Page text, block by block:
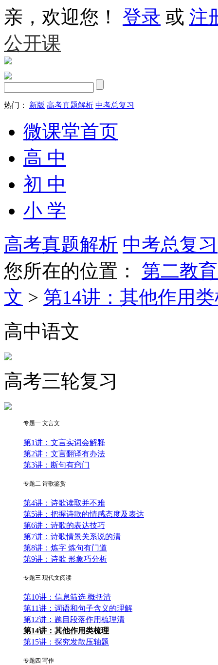
亲，欢迎您！ 登录 或 注
公开课
热门： 新版 高考真题解析 中考总复习
微课堂首页
高 中
初 中
小 学
高考真题解析 中考总复习
您所在的位置： 第二教
文 > 第14讲：其他作用
高中语文
高考三轮复习
专题一 文言文
第1讲：文言实词会解释
第2讲：文言翻译有办法
第3讲：断句有窍门
专题二 诗歌鉴赏
第4讲：诗歌读取并不难
第5讲：把握诗歌的情感态度及表达
第6讲：诗歌的表达技巧
第7讲：诗歌情景关系说的清
第8讲：炼字 炼句有门道
第9讲：诗歌 形象巧分析
专题三 现代文阅读
第10讲：信息筛选 概括清
第11讲：词语和句子含义的理解
第12讲：题目段落作用梳理清
第14讲：其他作用类梳理
第15讲：探究发散压轴题
专题四 写作